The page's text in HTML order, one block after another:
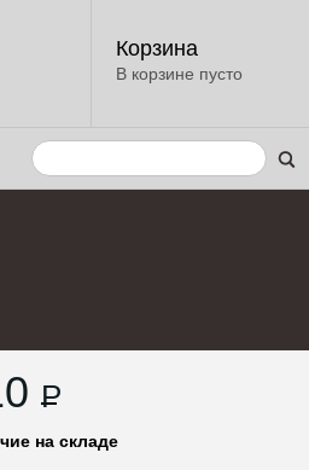
Корзина
В корзине пусто
P
на складе